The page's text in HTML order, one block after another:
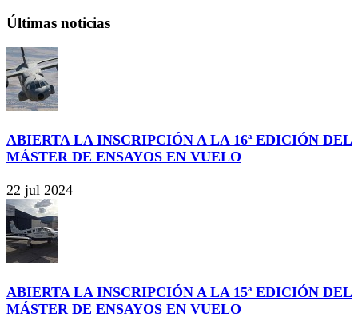
Últimas noticias
ABIERTA LA INSCRIPCIÓN A LA 16ª EDICIÓN DEL
MÁSTER DE ENSAYOS EN VUELO
22 jul 2024
ABIERTA LA INSCRIPCIÓN A LA 15ª EDICIÓN DEL
MÁSTER DE ENSAYOS EN VUELO